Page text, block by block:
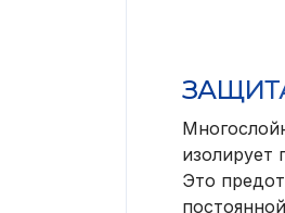
изолирует
Это